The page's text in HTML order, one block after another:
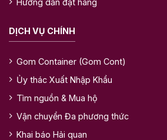
DỊCH VỤ CHÍNH
Gom Container (Gom Cont)
Ủy thác Xuất Nhập Khẩu
Tìm nguồn & Mua hộ
Vận chuyển Đa phương thức
Khai báo Hải quan